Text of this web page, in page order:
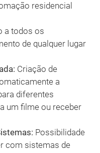
residencial
a todos os
de qualquer lugar
Criação de
a
diferentes
um filme ou receber
Possibilidade
com sistemas de